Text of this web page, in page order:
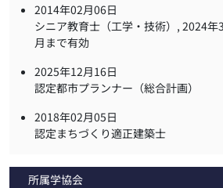
2014年02月06日
シニア教育士（工学・技術）, 2024
月まで有効
2025年12月16日
認定都市プランナー（総合計画）
2018年02月05日
認定まちづくり適正建築士
所属学協会